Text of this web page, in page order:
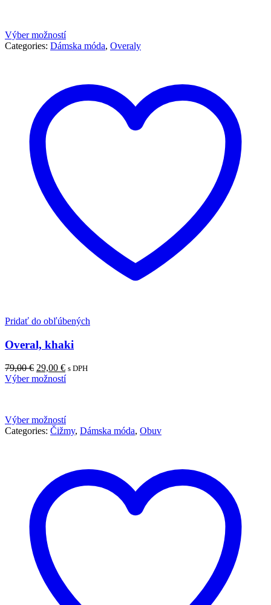
Výber možností
Categories: Dámska móda, Overaly
Pridať do obľúbených
Overal, khaki
79,00€ 29,00 € s DPH
Výber možností
Výber možností
Categories: Čižmy, Dámska móda, Obuv